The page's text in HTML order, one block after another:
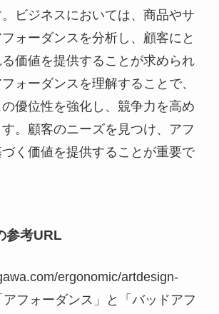
ビジネスにおいては、商品やサ
ォーダンスを分析し、顧客にと
価値を提供することが求められ
ォーダンスを理解することで、
優位性を強化し、競争力を高め
。顧客のニーズを見つけ、アフ
く価値を提供することが重要で
参考URL
ergonomic/artdesign-
フォーダンス」と「バッドアフ